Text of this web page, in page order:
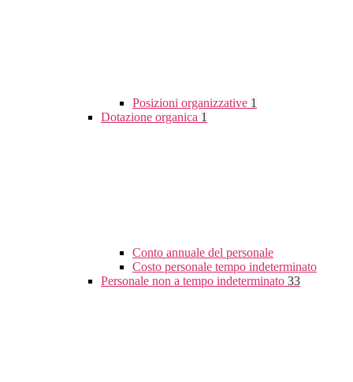
Posizioni organizzative 1
Dotazione organica 1
Conto annuale del personale
Costo personale tempo indeterminato
Personale non a tempo indeterminato 33